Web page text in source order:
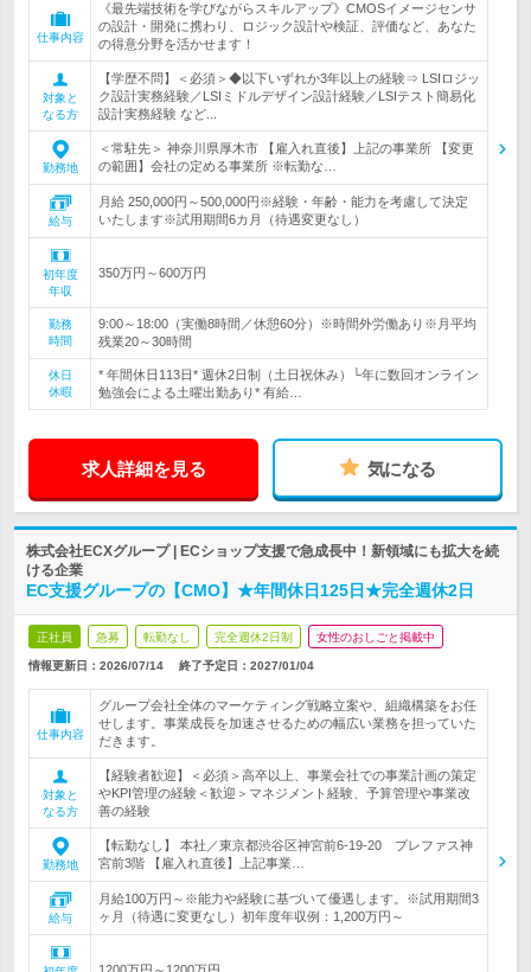
仕事内容
《最先端技術を学びながらスキルアップ》CMOSイメージセンサ
の設計・開発に携わり、ロジック設計や検証、評価など、あなた
の得意分野を活かせます！
対象と
なる方
【学歴不問】＜必須＞◆以下いずれか3年以上の経験⇒ LSIロジッ
ク設計実務経験／LSIミドルデザイン設計経験／LSIテスト簡易化
設計実務経験 など...
勤務地
＜常駐先＞ 神奈川県厚木市 【雇入れ直後】上記の事業所 【変更
の範囲】会社の定める事業所 ※転勤な…
給与
月給 250,000円～500,000円※経験・年齢・能力を考慮して決定
いたします※試用期間6カ月（待遇変更なし）
初年度
年収
350万円～600万円
勤務
時間
9:00～18:00（実働8時間／休憩60分）※時間外労働あり※月平均
残業20～30時間
休日
休暇
* 年間休日113日* 週休2日制（土日祝休み）└年に数回オンライン
勉強会による土曜出勤あり* 有給…
求人詳細を見る 気になる
株式会社ECXグループ | ECショップ支援で急成長中！新領域にも拡大を続
ける企業
EC支援グループの【CMO】★年間休日125日★完全週休2日
正社員 急募 転勤なし 完全週休2日制 女性のおしごと掲載中
情報更新日：2026/07/14 終了予定日： 2027/01/04
仕事内容
グループ会社全体のマーケティング戦略立案や、組織構築をお任
せします。事業成長を加速させるための幅広い業務を担っていた
だきます。
対象と
なる方
【経験者歓迎】＜必須＞高卒以上、事業会社での事業計画の策定
やKPI管理の経験＜歓迎＞マネジメント経験、予算管理や事業改
善の経験
勤務地
【転勤なし】 本社／東京都渋谷区神宮前6-19-20 プレファス神
宮前3階 【雇入れ直後】上記事業…
給与
月給100万円～※能力や経験に基づいて優遇します。※試用期間3
ヶ月（待遇に変更なし）初年度年収例：1,200万円～
1200万円～1200万円